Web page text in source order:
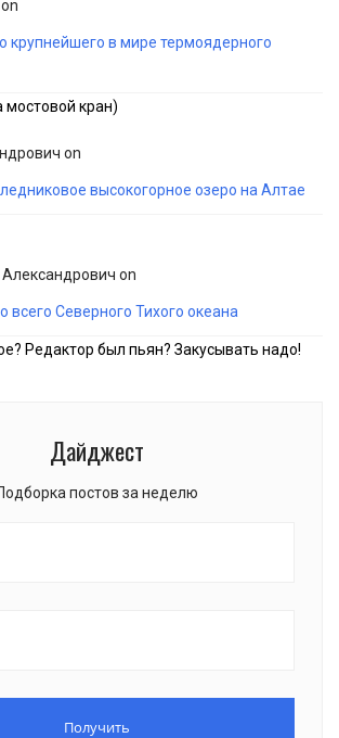
on
крупнейшего в мире термоядерного
мостовой кран)
on
высокогорное озеро на Алтае
on
всего Северного Тихого океана
Редактор был пьян? Закусывать надо!
Дайджест
постов за неделю